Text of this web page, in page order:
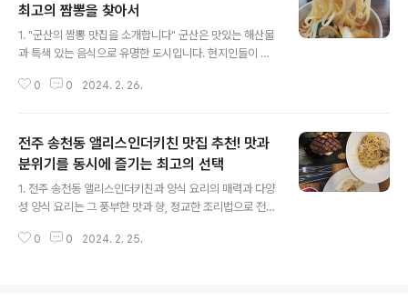
최고의 짬뽕을 찾아서
1. "군산의 짬뽕 맛집을 소개합니다" 군산은 맛있는 해산물
과 특색 있는 음식으로 유명한 도시입니다. 현지인들이 가
짬뽕 맛집을 소개해드리겠습니다. 군산 나운동 메이찬은
특별자치도 군산시 하나운2길 33 (나운동 834-10) plac
e.map.kakao.com 2. "맛있는 짬뽕과 다양한 메뉴" 이
맛집에서는 짬뽕을 비롯해 다양한 메뉴를 즐길 수 있습니
다. 짬뽕은 국물의 깊은 맛과 적절한 매운맛이 특징입니다.
특히 항아리 짬뽕은 꼭 먹어야 합니다. 신선한 해산물과 채
소가 풍부하게 들어간 짬뽕은 한 입 맛보면 더 이상 다른 짬
0 0 2024. 2. 26.
전주 송천동 앨리스인더키친 맛집 추천! 맛과
분위기를 동시에 즐기는 최고의 선택
1. 전주 송천동 앨리스인더키친과 양식 요리의 매력과 다양
성 양식 요리는 그 풍부한 맛과 향, 정교한 조리법으로 전
리아의 피자, 프랑스의 크로와상, 스페인의 타파스 등 양식
0 0 2024. 2. 25.